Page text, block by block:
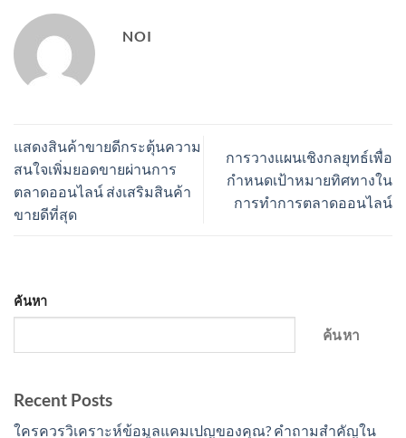
NOI
แสดงสินค้าขายดีกระตุ้นความ
สนใจเพิ่มยอดขายผ่านการ
ตลาดออนไลน์ ส่งเสริมสินค้า
ขายดีที่สุด
การวางแผนเชิงกลยุทธ์เพื่อ
กำหนดเป้าหมายทิศทางใน
การทำการตลาดออนไลน์
ค้นหา
ค้นหา
Recent Posts
ใครควรวิเคราะห์ข้อมูลแคมเปญของคุณ? คำถามสำคัญใน